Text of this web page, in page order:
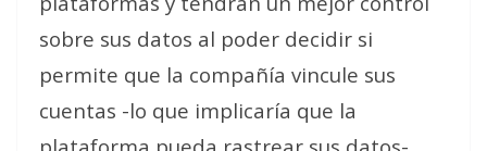
sobre sus datos al poder decidir si
permite que la compañía vincule sus
cuentas -lo que implicaría que la